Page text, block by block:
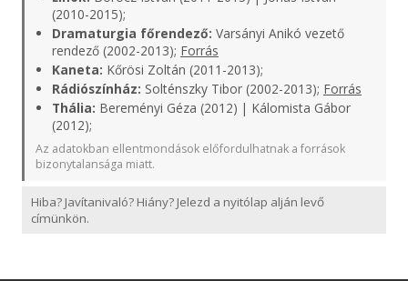
(2010-2015);
Dramaturgia főrendező: Varsányi Anikó vezető
rendező (2002-2013); Forrás
Kaneta: Kőrösi Zoltán (2011-2013);
Rádiószínház: Solténszky Tibor (2002-2013); Forrás
Thália: Bereményi Géza (2012) | Kálomista Gábor
(2012);
Az adatokban ellentmondások előfordulhatnak a források
bizonytalansága miatt.
Hiba? Javítanivaló? Hiány? Jelezd a nyitólap alján levő
címünkön.